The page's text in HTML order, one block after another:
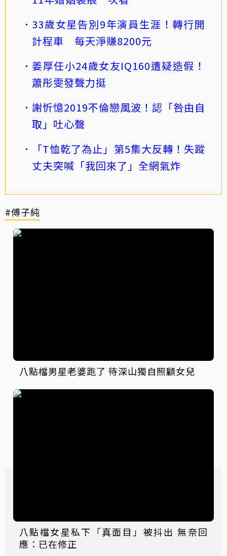
33歲女星告別9年演員生涯！轉行開
計程車 每天淨賺8200元
姜厚任小24歲女友IQ160遭疑造假！
蕭彤雯發聲力挺
謝忻憶2019不倫戀風波！認「咎由自
取」吐心聲
「T恤乾了為止」第5集大反轉！失蹤
丈夫突喊「我回來了」全網氣炸
#傅子純
八點檔男星老婆跑了 待深山獨自照顧女兒
八點檔女星私下「真面目」被抖出 無奈回
應：已在修正